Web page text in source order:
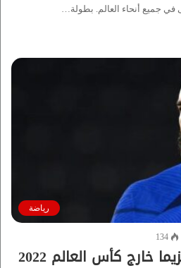
في جميع أنحاء العالم. بطولة…
رياضة
134
خارج كأس العالم 2022